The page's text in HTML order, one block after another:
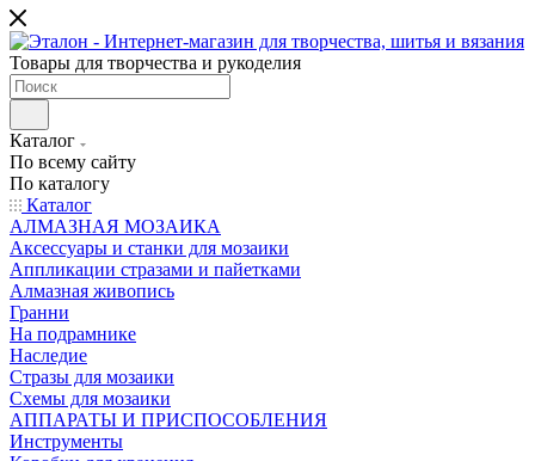
Товары для творчества и рукоделия
Каталог
По всему сайту
По каталогу
Каталог
АЛМАЗНАЯ МОЗАИКА
Аксессуары и станки для мозаики
Аппликации стразами и пайетками
Алмазная живопись
Гранни
На подрамнике
Наследие
Стразы для мозаики
Схемы для мозаики
АППАРАТЫ И ПРИСПОСОБЛЕНИЯ
Инструменты